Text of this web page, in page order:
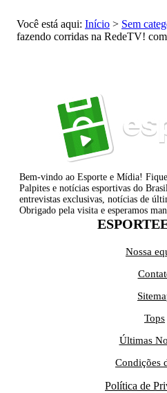
Você está aqui: Início > Sem
fazendo corridas na RedeTV!
Bem-vindo ao Esporte e Mídia!
Palpites e notícias esportivas do
entrevistas exclusivas, notícias de
Obrigado pela visita e esperamos
Nossa
Tops
Últimas
Condições
Política de